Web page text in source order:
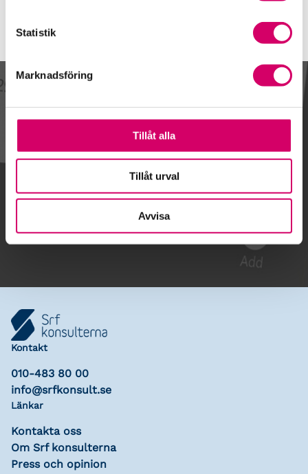
Statistik
Marknadsföring
Tillåt alla
Tillåt urval
Avvisa
Lägg till i kalender
Kontakt
010-483 80 00
info@srfkonsult.se
Länkar
Kontakta oss
Om Srf konsulterna
Press och opinion